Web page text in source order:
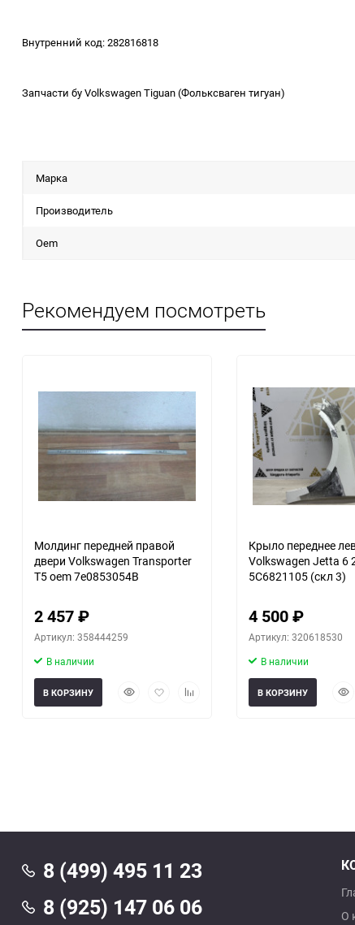
Внутренний код: 282816818
Запчасти бу Volkswagen Tiguan (Фольксваген тигуан)
Марка
Производитель
Oem
Рекомендуем посмотреть
Молдинг передней правой
двери Volkswagen Transporter
T5 oem 7e0853054B
2 457₽
Артикул: 358444259
В наличии
БыстрыйДобавитьДобавить
В КОРЗИНУ
еще 4
Крыло переднее
Volkswagen Jetta 6
5C6821105 (скл 3)
4 500₽
Артикул: 320618530
В наличии
В КОРЗИНУ
8 (499) 495 11 23
8 (925) 147 06 06
О